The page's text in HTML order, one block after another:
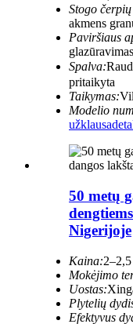
Stogo
akmens
Paviršiaus
glazūravimas
Spalva:
pritaikyta
Taikymas:
Modelio
užklausa
50 metų
Nigerijoje
Kaina:
Mokėjimo
Uostas:
Plytelių
Efektyvus